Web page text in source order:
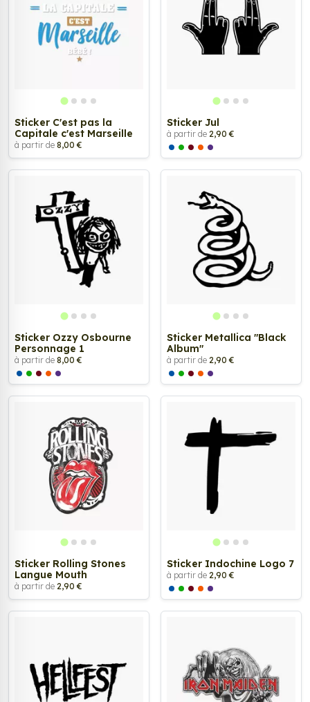
Sticker C'est pas la
Capitale c'est Marseille
à partir de 8,00 €
Sticker Jul
à partir de 2,90 €
Sticker Ozzy Osbourne
Personnage 1
à partir de 8,00 €
Sticker Metallica "Black
Album"
à partir de 2,90 €
Sticker Rolling Stones
Langue Mouth
à partir de 2,90 €
Sticker Indochine Logo 7
à partir de 2,90 €